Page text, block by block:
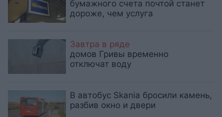
бумажного счета почтой станет
дороже, чем услуга
Завтра в ряде
домов Гривы временно
отключат воду
В автобус Skania бросили камень,
разбив окно и двери